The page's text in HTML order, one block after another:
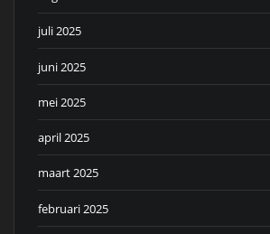
juli 2025
juni 2025
mei 2025
april 2025
maart 2025
februari 2025